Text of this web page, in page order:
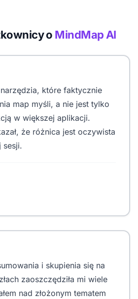
o MindMap AI
które faktycznie
map myśli, a nie jest tylko
w większej aplikacji.
że różnica jest oczywista
sesji.
i skupienia się na
zaoszczędziła mi wiele
nad złożonym tematem